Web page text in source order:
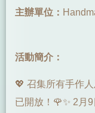
主辦單位：
活動簡介：
💖 召集所有手作
已開放！🌹✨ 2月